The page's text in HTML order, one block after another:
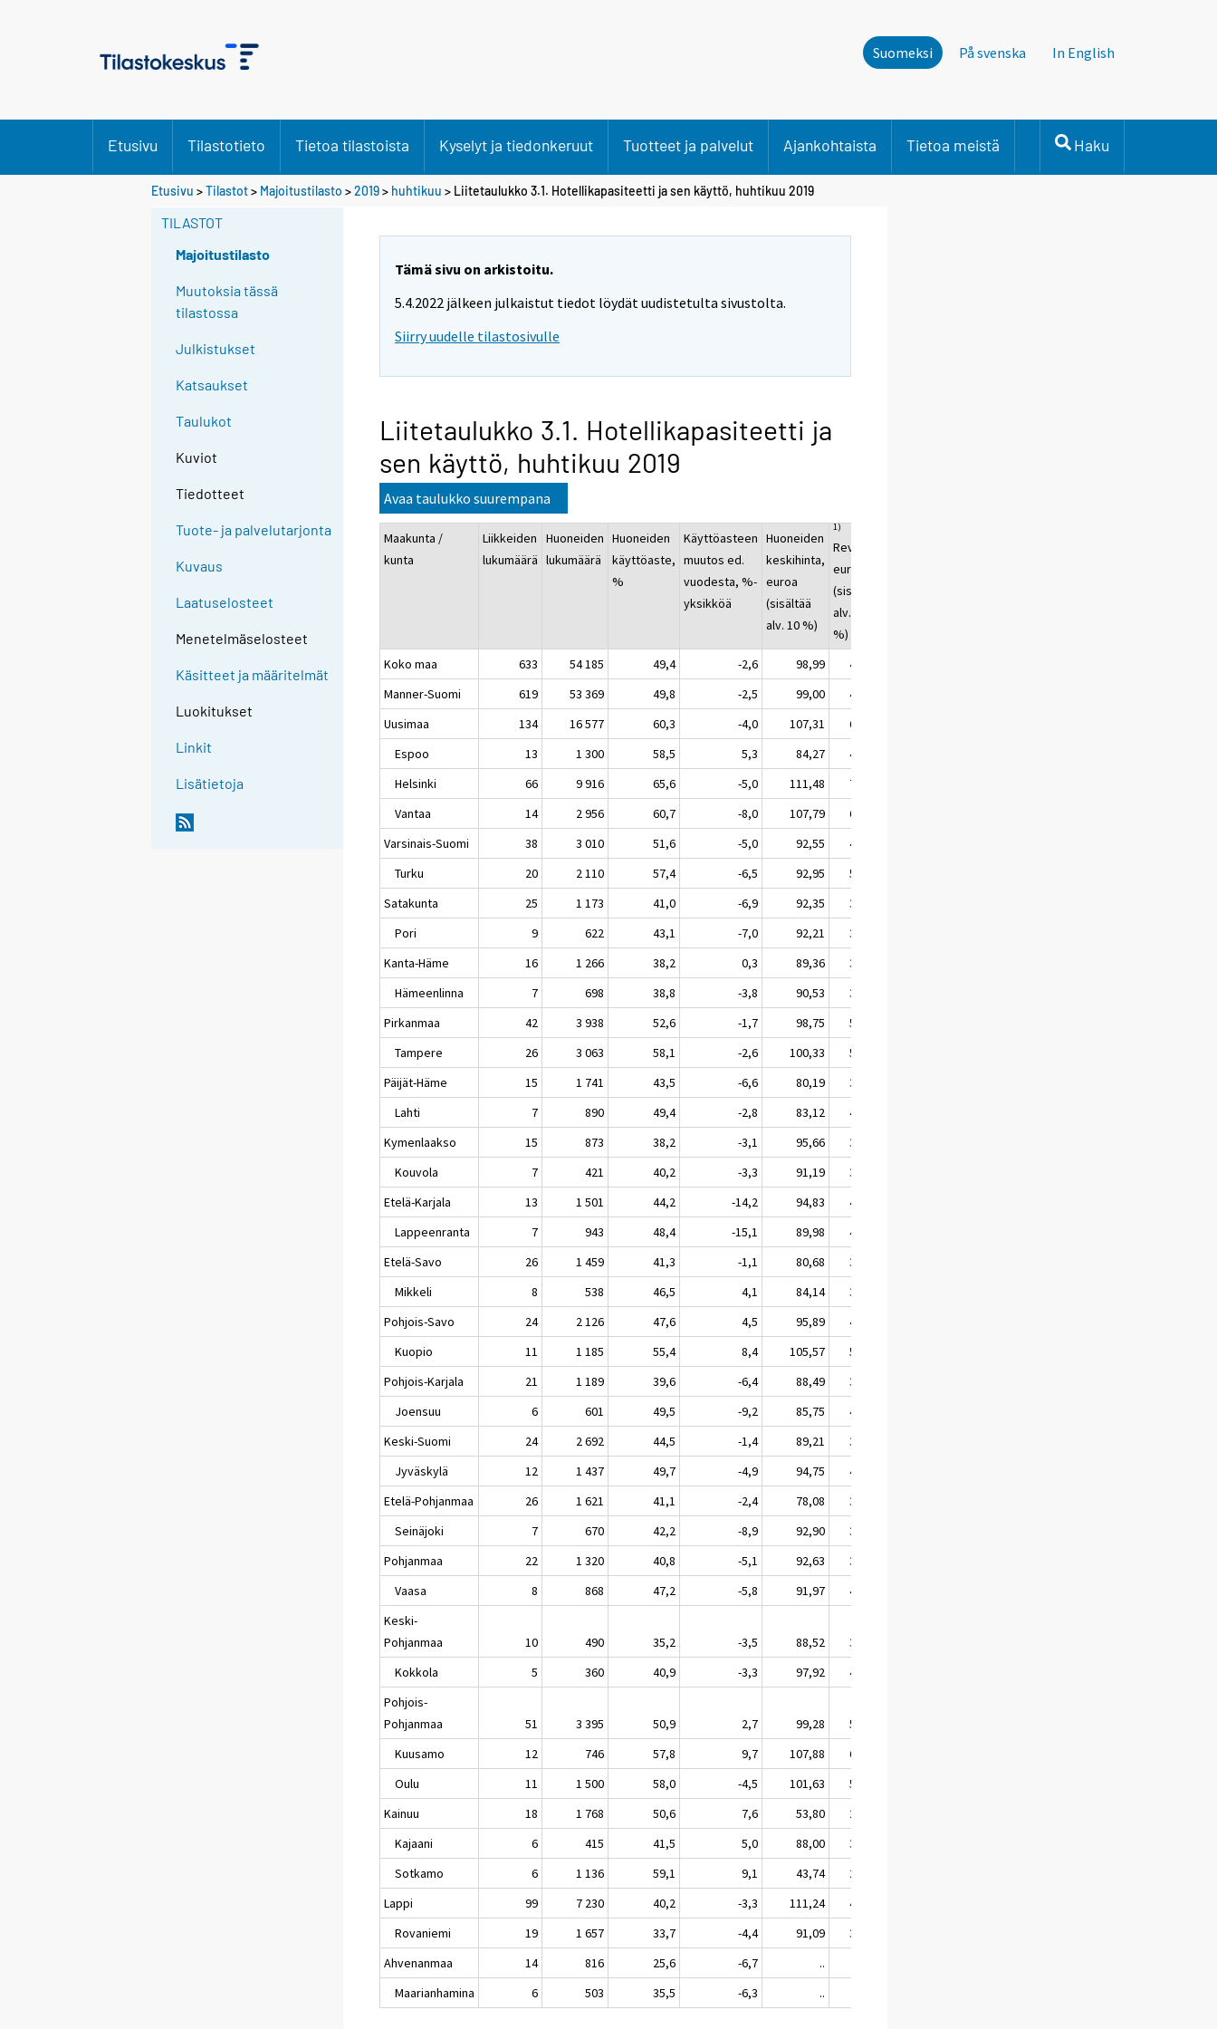
Suomeksi På svenska In English
Etusivu Tilastotieto Tietoa tilastoista Kyselyt ja tiedonkeruut Tuotteet ja palvelut Ajankohtaista Tietoa meistä Haku
Etusivu >Tilastot> Majoitustilasto >2019> huhtikuu > Liitetaulukko 3.1. Hotellikapasiteetti ja sen käyttö, huhtikuu 2019
TILASTOT
Majoitustilasto
Muutoksia tässä
tilastossa
Julkistukset
Katsaukset
Taulukot
Kuviot
Tiedotteet
Tuote- ja palvelutarjonta
Kuvaus
Laatuselosteet
Menetelmäselosteet
Käsitteet ja määritelmät
Luokitukset
Linkit
Lisätietoja
Tämä sivu on arkistoitu.
5.4.2022 jälkeen julkaistut tiedot löydät uudistetulta sivustolta.
Siirry uudelle tilastosivulle
Liitetaulukko 3.1. Hotellikapasiteetti ja
sen käyttö, huhtikuu 2019
Avaa taulukko suurempana
Maakunta /
kunta
Liikkeiden
lukumäärä
Huoneiden
lukumäärä
Huoneiden
käyttöaste,
%
Käyttöasteen
muutos ed.
vuodesta, %-
yksikköä
Huoneiden
keskihinta,
euroa
(sisältää
alv. 10 %)
1)
RevPAR,
euroa
(sisältää
alv. 10
%)
Koko maa
633 54 185 49,4 -2,6 98,99
48,93
Manner-Suomi
619 53 369 49,8 -2,5 99,00
49,30
Uusimaa
134 16 577 60,3 -4,0 107,31
64,75
Espoo
13 1 300 58,5 5,3 84,27
49,29
Helsinki
66 9 916 65,6 -5,0 111,48
73,12
Vantaa
14 2 956 60,7 -8,0 107,79
65,43
Varsinais-Suomi
38 3 010 51,6 -5,0 92,55
47,78
Turku
20 2 110 57,4 -6,5 92,95
53,38
Satakunta
25 1 173 41,0 -6,9 92,35
37,82
Pori
9 622 43,1 -7,0 92,21
39,76
Kanta-Häme
16 1 266 38,2 0,3 89,36
34,15
Hämeenlinna
7 698 38,8 -3,8 90,53
35,13
Pirkanmaa
42 3 938 52,6 -1,7 98,75
51,94
Tampere
26 3 063 58,1 -2,6 100,33
58,24
Päijät-Häme
15 1 741 43,5 -6,6 80,19
34,84
Lahti
7 890 49,4 -2,8 83,12
41,05
Kymenlaakso
15 873 38,2 -3,1 95,66
36,53
Kouvola
7 421 40,2 -3,3 91,19
36,68
Etelä-Karjala
13 1 501 44,2 -14,2 94,83
41,93
Lappeenranta
7 943 48,4 -15,1 89,98
43,56
Etelä-Savo
26 1 459 41,3 -1,1 80,68
33,36
Mikkeli
8 538 46,5 4,1 84,14
39,11
Pohjois-Savo
24 2 126 47,6 4,5 95,89
45,68
Kuopio
11 1 185 55,4 8,4 105,57
58,45
Pohjois-Karjala
21 1 189 39,6 -6,4 88,49
35,08
Joensuu
6 601 49,5 -9,2 85,75
42,46
Keski-Suomi
24 2 692 44,5 -1,4 89,21
39,71
Jyväskylä
12 1 437 49,7 -4,9 94,75
47,11
Etelä-Pohjanmaa
26 1 621 41,1 -2,4 78,08
32,10
Seinäjoki
7 670 42,2 -8,9 92,90
39,21
Pohjanmaa
22 1 320 40,8 -5,1 92,63
37,84
Vaasa
8 868 47,2 -5,8 91,97
43,37
Keski-
Pohjanmaa
10 490 35,2 -3,5 88,52
31,16
Kokkola
5 360 40,9 -3,3 97,92
40,03
Pohjois-
Pohjanmaa
51 3 395 50,9 2,7 99,28
50,52
Kuusamo
12 746 57,8 9,7 107,88
62,32
Oulu
11 1 500 58,0 -4,5 101,63
58,90
Kainuu
18 1 768 50,6 7,6 53,80
27,25
Kajaani
6 415 41,5 5,0 88,00
36,49
Sotkamo
6 1 136 59,1 9,1 43,74
25,85
Lappi
99 7 230 40,2 -3,3 111,24
44,69
Rovaniemi
19 1 657 33,7 -4,4 91,09
30,68
Ahvenanmaa
14 816 25,6 -6,7 ..
Maarianhamina
6 503 35,5 -6,3 ..